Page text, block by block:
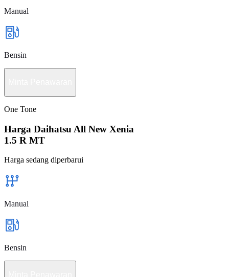
Manual
Bensin
One Tone
Harga Daihatsu All New Xenia
1.5 R MT
Harga sedang diperbarui
Manual
Bensin